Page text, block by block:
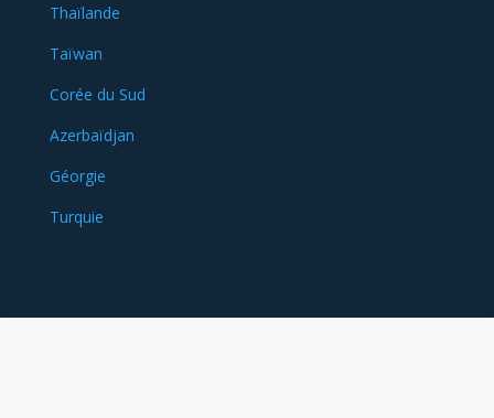
Thaïlande
Taïwan
Corée du Sud
Azerbaïdjan
Géorgie
Turquie